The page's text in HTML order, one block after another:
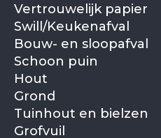
Vertrouwelijk papier
Swill/Keukenafval
Bouw- en sloopafval
Schoon puin
Hout
Grond
Tuinhout en bielzen
Grofvuil